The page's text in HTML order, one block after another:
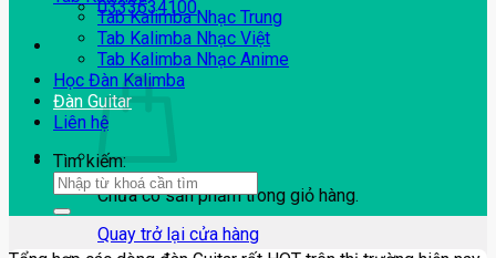
0333634100
Chưa có sản phẩm trong giỏ hàng.
Quay trở lại cửa hàng
Tab Kalimba Nhạc Trung
Tab Kalimba Nhạc Việt
Tab Kalimba Nhạc Anime
Học Đàn Kalimba
Đàn Guitar
Liên hệ
Tìm kiếm: